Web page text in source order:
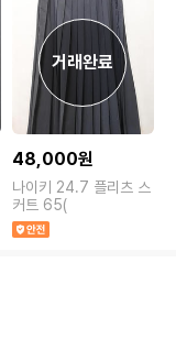
48,000원
나이키 24.7 플리츠 스
커트 65(